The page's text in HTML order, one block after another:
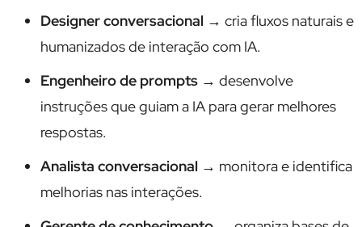
Designer conversacional → cria fluxos naturais e
humanizados de interação com IA.
Engenheiro de prompts → desenvolve
instruções que guiam a IA para gerar melhores
respostas.
Analista conversacional → monitora e identifica
melhorias nas interações.